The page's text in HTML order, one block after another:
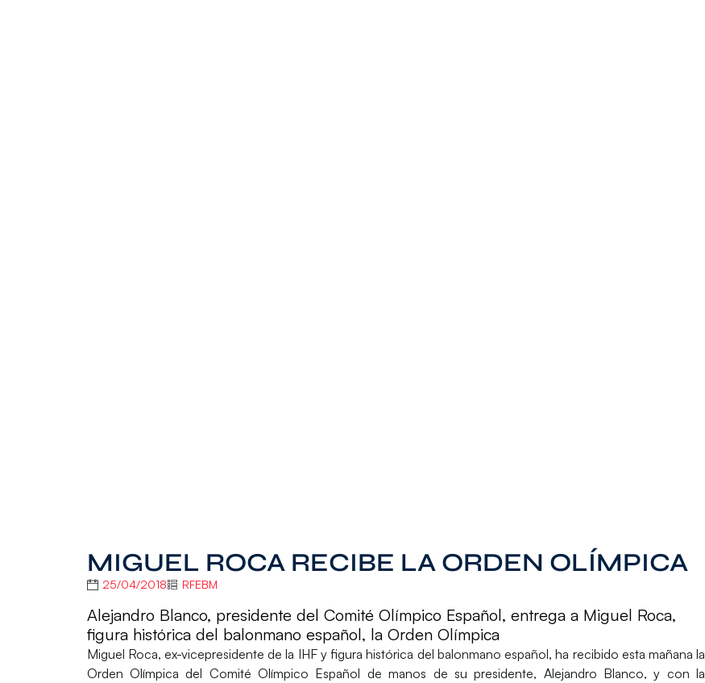
MIGUEL ROCA RECIBE LA ORDEN OLÍMPICA
25/04/2018 RFEBM
Alejandro Blanco, presidente del Comité Olímpico Español, entrega a Miguel Roca,
figura histórica del balonmano español, la Orden Olímpica
Miguel Roca, ex-vicepresidente de la IHF y figura histórica del balonmano español, ha recibido esta mañana la
Orden Olímpica del Comité Olímpico Español de manos de su presidente, Alejandro Blanco, y con la